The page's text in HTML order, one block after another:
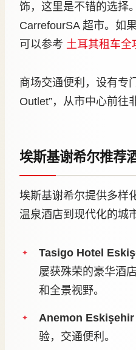
饰，这里是不错的选择
CarrefourSA 超市。如
可以参考 土耳其租车全
商场交通便利，设有专
Outlet”，从市中心前往
埃斯基谢希尔推荐
埃斯基谢希尔提供多样
温泉酒店到现代化的城
Tasigo Hotel
屡获殊荣的豪华酒
和全景视野。
Anemon Eskişehir
验，交通便利。